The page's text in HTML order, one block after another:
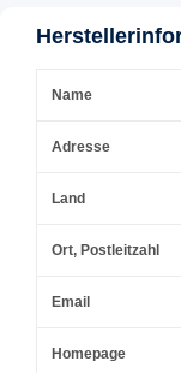
Name
Adresse
Land
Ort, Postleitzahl
Email
Homepage